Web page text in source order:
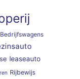
Bedrijfswagens
leaseauto
Rijbewijs